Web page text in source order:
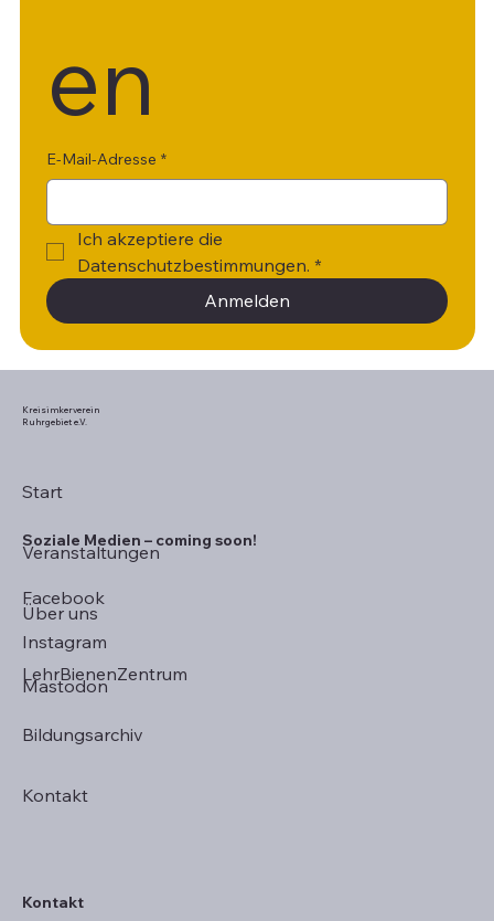
en
E-Mail-Adresse *
Ich akzeptiere die
Datenschutzbestimmungen. *
Anmelden
Kreisimkerverein
Ruhrgebiet e.V.
Start
Veranstaltungen
Über uns
LehrBienenZentrum
Bildungsarchiv
Kontakt
Soziale Medien – coming soon!
Facebook
Instagram
Mastodon
Kontakt